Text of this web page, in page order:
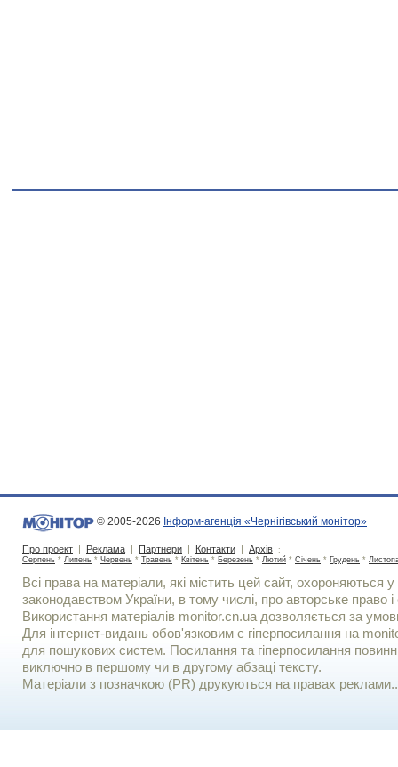
© 2005-2026 Інформ-агенція «Чернігівський монітор»
Про проект | Реклама | Партнери | Контакти | Архів :
Серпень * Липень * Червень * Травень * Квітень * Березень * Лютий * Січень * Грудень *
Всі права на матеріали, які містить цей сайт, охороняються у
законодавством України, в тому числі, про авторське право і
Використання матерiалiв monitor.cn.ua дозволяється за
Для iнтернет-видань обов'язковим є гiперпосилання на
для пошукових систем. Посилання та гіперпосилання
виключно в першому чи в другому абзаці тексту.
Матеріали з позначкою (PR) друкуються на правах реклами..